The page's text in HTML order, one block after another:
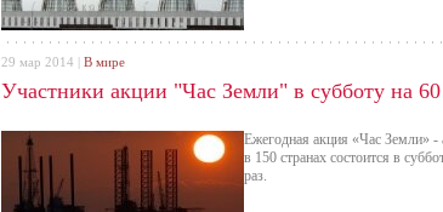
Участники акции "Час Земли" в субботу на 60
Ежегодная акция «Час Земли»
в 150 странах состоится в
раз.
29 мар 2014 | В мире